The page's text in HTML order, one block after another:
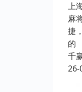
上
麻
捷
的
千
26-